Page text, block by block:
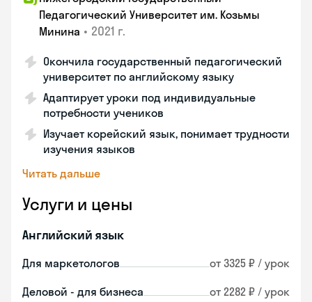
Педагогический Университет им. Козьмы
Минина • 2021 г.
Окончила государственный педагогический
университет по английскому языку
Адаптирует уроки под индивидуальные
потребности учеников
Изучает корейский язык, понимает трудности
изучения языков
Читать дальше
Услуги и цены
Английский язык
Для маркетологов от 3325 ₽ / урок
Деловой - для бизнеса от 2282 ₽ / урок